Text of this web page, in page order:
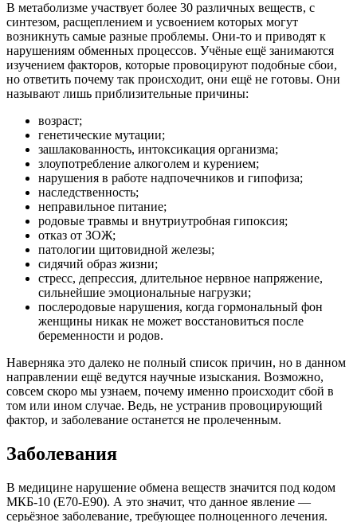
В метаболизме участвует более 30 различных веществ, с
синтезом, расщеплением и усвоением которых могут
возникнуть самые разные проблемы. Они-то и приводят к
нарушениям обменных процессов. Учёные ещё занимаются
изучением факторов, которые провоцируют подобные сбои,
но ответить почему так происходит, они ещё не готовы. Они
называют лишь приблизительные причины:
возраст;
генетические мутации;
зашлакованность, интоксикация организма;
злоупотребление алкоголем и курением;
нарушения в работе надпочечников и гипофиза;
наследственность;
неправильное питание;
родовые травмы и внутриутробная гипоксия;
отказ от ЗОЖ;
патологии щитовидной железы;
сидячий образ жизни;
стресс, депрессия, длительное нервное напряжение,
сильнейшие эмоциональные нагрузки;
послеродовые нарушения, когда гормональный фон
женщины никак не может восстановиться после
беременности и родов.
Наверняка это далеко не полный список причин, но в данном
направлении ещё ведутся научные изыскания. Возможно,
совсем скоро мы узнаем, почему именно происходит сбой в
том или ином случае. Ведь, не устранив провоцирующий
фактор, и заболевание останется не пролеченным.
Заболевания
В медицине нарушение обмена веществ значится под кодом
МКБ-10 (Е70-Е90). А это значит, что данное явление —
серьёзное заболевание, требующее полноценного лечения.